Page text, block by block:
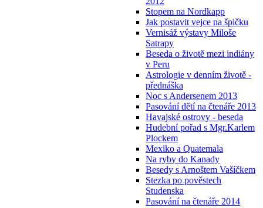
Stopem na Nordkapp
Jak postavit vejce na špičku
Vernisáž výstavy Miloše
Satrapy
Beseda o životě mezi indiány
v Peru
Astrologie v denním životě -
přednáška
Noc s Andersenem 2013
Pasování dětí na čtenáře 2013
Havajské ostrovy - beseda
Hudební pořad s Mgr.Karlem
Plockem
Mexiko a Quatemala
Na ryby do Kanady
Besedy s Arnoštem Vašíčkem
Stezka po pověstech
Studenska
Pasování na čtenáře 2014